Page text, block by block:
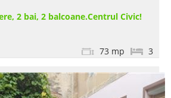
2 bai, 2 balcoane.Centrul Civic!
3
73 mp